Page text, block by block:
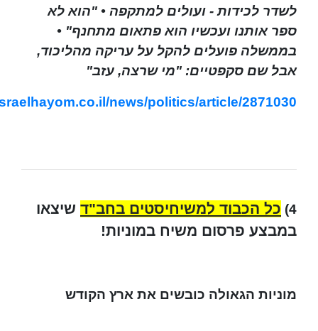
לשדר לכידות - ועולים למתקפה • "הוא לא
ספר אותנו ועכשיו הוא פתאום מתחנף" •
בממשלה פועלים להקל על עריקה מהליכוד,
אבל שם סקפטיים: "מי שרצה, עזב"
news/politics/article/2871030
4) כל הכבוד למשיחיסטים בחב"ד שיצאו
במבצע פרסום משיח במוניות!
מוניות הגאולה כובשים את ארץ הקודש